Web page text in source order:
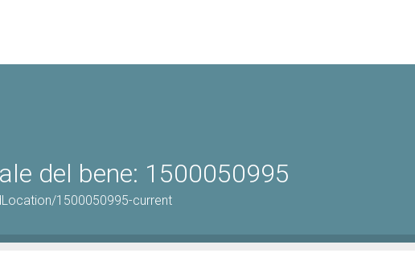
del bene: 1500050995
1500050995-current